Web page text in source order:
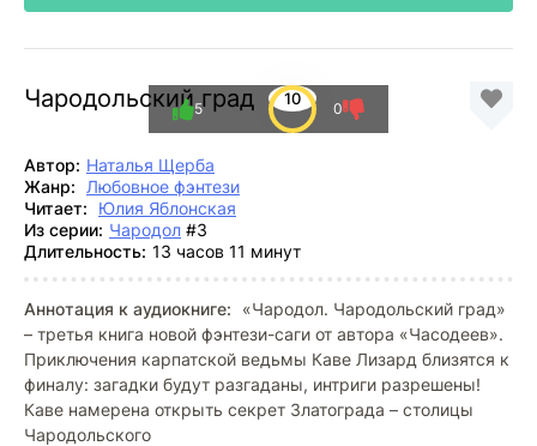
Чародольский град 10
5 0
Автор: Наталья Щерба
Жанр:
Любовное фэнтези
Читает:
Юлия Яблонская
Из серии: Чародол #3
Длительность: 13 часов 11 минут
Аннотация к аудиокниге:
«Чародол. Чародольский град»
– третья книга новой фэнтези-саги от автора «Часодеев».
Приключения карпатской ведьмы Каве Лизард близятся к
финалу: загадки будут разгаданы, интриги разрешены!
Каве намерена открыть секрет Златограда – столицы
Чародольского